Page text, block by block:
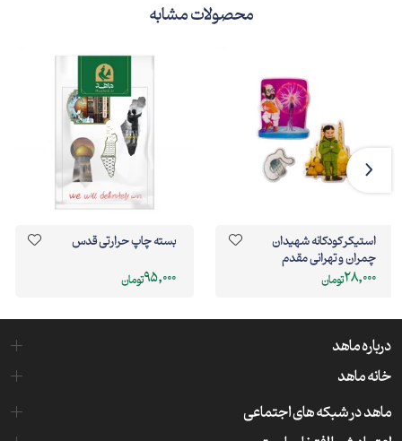
محصولات مشابه
استیکر کودکانه شهیدان
چمران و تهرانی مقدم
28,000تومان
بسته چاپ حرارتی قدس
95,000تومان
درباره ماهد
خانه ماهد
ماهد در شبکه های اجتماعی